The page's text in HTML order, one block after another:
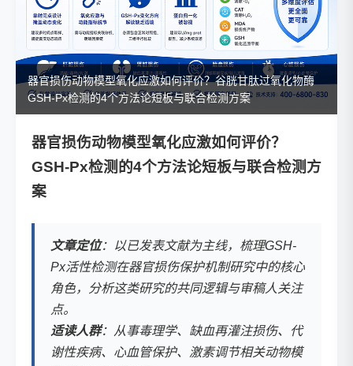
器官损伤动物模型氧化应激如何评价？谷胱甘肽过氧化物酶
GSH-Px检测的4个方法论短板与联合检测方案
器官损伤动物模型氧化应激如何评价？
GSH-Px检测的4个方法论短板与联合检测方
案
文章定位：以已发表文献为主线，梳理GSH-
Px活性检测在器官损伤保护机制研究中的核心
角色，分析这类研究的共同逻辑与审稿人关注
点。
适读人群：从事毒理学、缺血再灌注损伤、代
谢性疾病、心血管保护、激素调节相关动物模